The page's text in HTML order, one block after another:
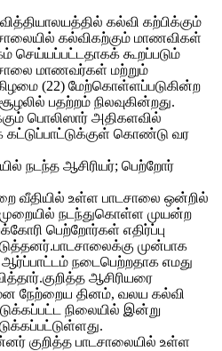
கல்வி கற்பிக்கும்
கல்விகற்கும் மாணவிகள்
செய்யப்பட்டதாகக் கூறப்படும்
மாணவர்கள் மற்றும்
(22) மேற்கொள்ளப்படுகின்ற
பதற்றம் நிலவுகின்றது.
பொலிஸார் அதிகளவில்
கட்டுப்பாட்டுக்குள் கொண்டு வர
நடந்த ஆசிரியர்; பெற்றோர்
வீதியில் உள்ள பாடசாலை ஒன்றில்
நடந்துகொள்ள முயன்ற
பெற்றோர்கள் எதிர்ப்பு
முன்பாக
நடைபெற்றதாக எமது
ஆசிரியரை
நேற்றைய தினம், வலய கல்வி
நிலையில் இன்று
குறித்த பாடசாலையில் உள்ள